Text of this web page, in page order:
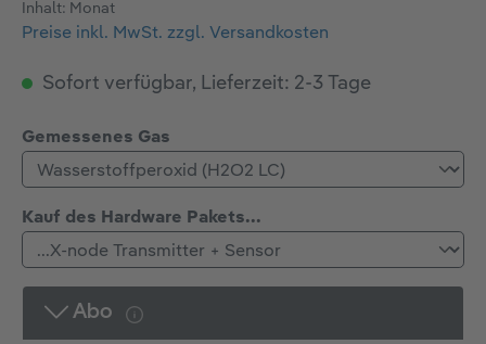
Inhalt: Monat
Preise inkl. MwSt. zzgl. Versandkosten
Sofort verfügbar, Lieferzeit: 2-3 Tage
Gemessenes Gas
Kauf des Hardware Pakets...
Abo